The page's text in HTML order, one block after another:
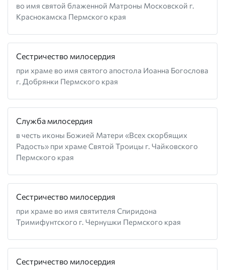
во имя святой блаженной Матроны Московской г.
Краснокамска Пермского края
Сестричество милосердия
при храме во имя святого апостола Иоанна Богослова
г. Добрянки Пермского края
Служба милосердия
в честь иконы Божией Матери «Всех скорбящих
Радость» при храме Святой Троицы г. Чайковского
Пермского края
Сестричество милосердия
при храме во имя святителя Спиридона
Тримифунтского г. Чернушки Пермского края
Сестричество милосердия